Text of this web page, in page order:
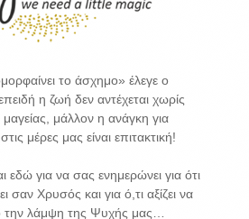
το άσχημο» έλεγε ο
η ζωή δεν αντέχεται χωρίς
μαγείας, μάλλον η ανάγκη για
μέρες μας είναι επιτακτική!
εδώ για να σας ενημερώνει για ότι
σαν Χρυσός και για ό,τι αξίζει να
την λάμψη της Ψυχής μας…